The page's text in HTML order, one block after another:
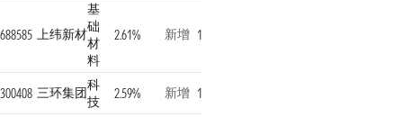
688585 上纬新材
基
础
材
料
2.61% 新增 1
300408 三环集团科
技
2.59% 新增 1